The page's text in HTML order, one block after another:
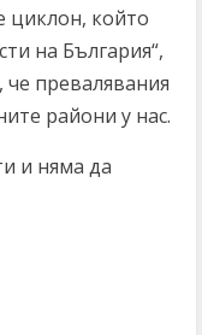
циклон, който
на България“,
превалявания
райони у нас.
и няма да